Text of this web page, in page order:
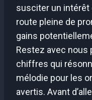
susciter un intérêt
route pleine de
gains
Restez avec nous
chiffres qui
mélodie pour les
avertis. Avant